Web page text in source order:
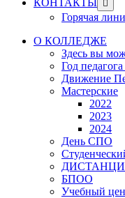
КОНТАКТЫ
sub
menu
Горячая
О КОЛЛЕДЖЕ
Здесь вы
Год
Движение
Мастерские
2022
2023
2024
День СПО
БПОО
Учебный